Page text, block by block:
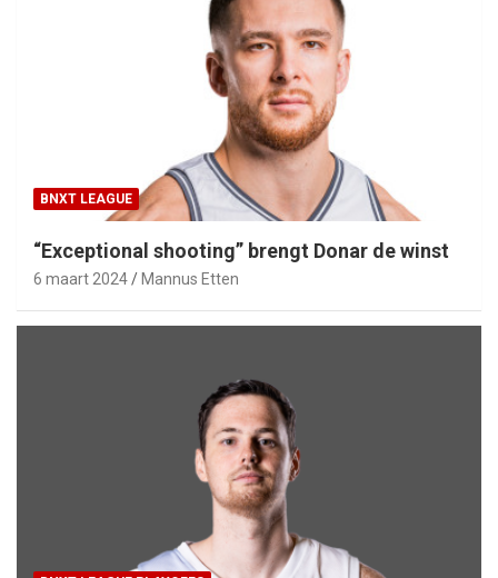
BNXT LEAGUE
“Exceptional shooting” brengt Donar de winst
6 maart 2024 Mannus Etten